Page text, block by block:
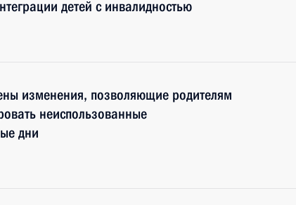
детей с инвалидностью
изменения, позволяющие родителям
неиспользованные
дни